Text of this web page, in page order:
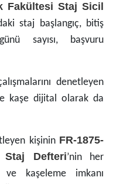
Fakültesi Staj Sicil
staj başlangıç, bitiş
sayısı, başvuru
denetleyen
kaşe dijital olarak da
kişinin FR-1875-
Staj Defteri’nin her
ve kaşeleme imkanı